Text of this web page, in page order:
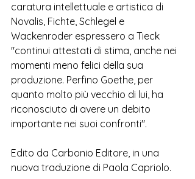
caratura intellettuale e artistica di
Novalis, Fichte, Schlegel e
Wackenroder espressero a Tieck
"continui attestati di stima, anche nei
momenti meno felici della sua
produzione. Perfino Goethe, per
quanto molto più vecchio di lui, ha
riconosciuto di avere un debito
importante nei suoi confronti".
Edito da Carbonio Editore, in una
nuova traduzione di Paola Capriolo.